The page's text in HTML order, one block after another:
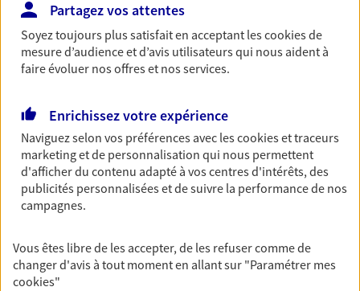
immobilier, études des enfants ou voyage autour
du monde… Épargnez à votre rythme et
simplement, selon votre profil.
Préparez sereinement ce nouveau chapitre de
votre vie avec les conseils d'un expert. Découvrez
notre solution PER (Plan Epargne Retraite)
spécialement conçue pour la retraite.
Couvrez vos dépenses de santé ainsi que celles de
votre famille avec la complémentaire santé qui
vous ressemble.
Partagez vos attentes
Soyez toujours plus satisfait en acceptant lescookiesde
mesure d’audience et d’avis utilisateurs qui nous aident à
faire évoluer nos offres et nos services.
Enrichissez votre expérience
Naviguez selon vos préférences avec lescookies et traceurs
marketing et de personnalisation qui nous permettent
d'afficher du contenu adapté à vos centres d'intérêts, des
publicités personnalisées et de suivre la performance de nos
campagnes.
Vous êtes libre de les accepter, de les refuser comme de
changer d'avis à tout moment en allant sur "Paramétrer mes
cookies"